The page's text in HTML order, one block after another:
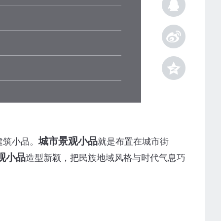
小品。城市景观小品就是布置在城市街
小品造型新颖，把民族地域风格与时代气息巧